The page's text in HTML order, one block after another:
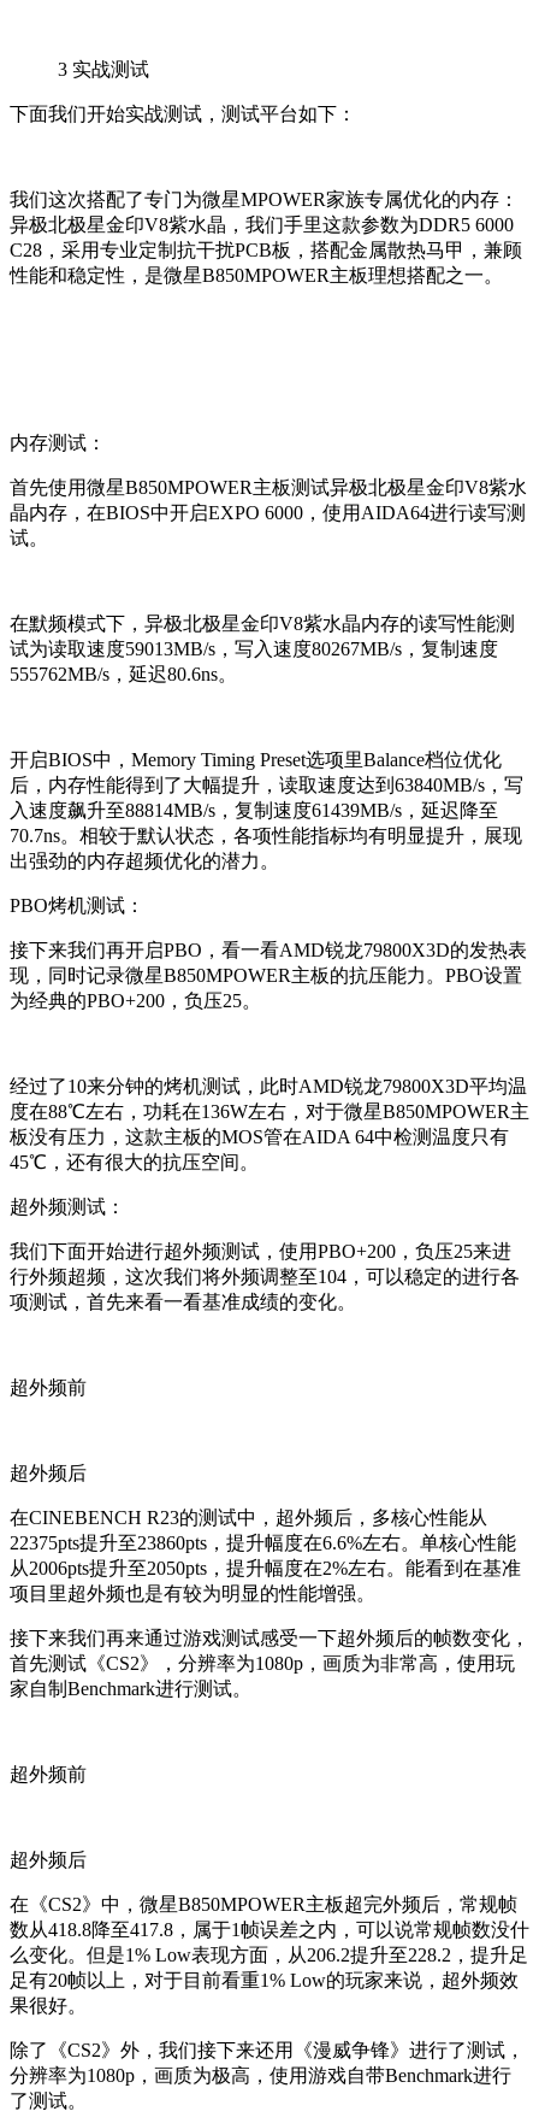
3 实战测试
下面我们开始实战测试，测试平台如下：
我们这次搭配了专门为微星MPOWER家族专属优化的内存：
异极北极星金印V8紫水晶，我们手里这款参数为DDR5 6000
C28，采用专业定制抗干扰PCB板，搭配金属散热马甲，兼顾
性能和稳定性，是微星B850MPOWER主板理想搭配之一。
内存测试：
首先使用微星B850MPOWER主板测试异极北极星金印V8紫水
晶内存，在BIOS中开启EXPO 6000，使用AIDA64进行读写测
试。
在默频模式下，异极北极星金印V8紫水晶内存的读写性能测
试为读取速度59013MB/s，写入速度80267MB/s，复制速度
555762MB/s，延迟80.6ns。
开启BIOS中，Memory Timing Preset选项里Balance档位优化
后，内存性能得到了大幅提升，读取速度达到63840MB/s，写
入速度飙升至88814MB/s，复制速度61439MB/s，延迟降至
70.7ns。相较于默认状态，各项性能指标均有明显提升，展现
出强劲的内存超频优化的潜力。
PBO烤机测试：
接下来我们再开启PBO，看一看AMD锐龙79800X3D的发热表
现，同时记录微星B850MPOWER主板的抗压能力。PBO设置
为经典的PBO+200，负压25。
经过了10来分钟的烤机测试，此时AMD锐龙79800X3D平均温
度在88℃左右，功耗在136W左右，对于微星B850MPOWER主
板没有压力，这款主板的MOS管在AIDA 64中检测温度只有
45℃，还有很大的抗压空间。
超外频测试：
我们下面开始进行超外频测试，使用PBO+200，负压25来进
行外频超频，这次我们将外频调整至104，可以稳定的进行各
项测试，首先来看一看基准成绩的变化。
超外频前
超外频后
在CINEBENCH R23的测试中，超外频后，多核心性能从
22375pts提升至23860pts，提升幅度在6.6%左右。单核心性能
从2006pts提升至2050pts，提升幅度在2%左右。能看到在基准
项目里超外频也是有较为明显的性能增强。
接下来我们再来通过游戏测试感受一下超外频后的帧数变化，
首先测试《CS2》，分辨率为1080p，画质为非常高，使用玩
家自制Benchmark进行测试。
超外频前
超外频后
在《CS2》中，微星B850MPOWER主板超完外频后，常规帧
数从418.8降至417.8，属于1帧误差之内，可以说常规帧数没什
么变化。但是1% Low表现方面，从206.2提升至228.2，提升足
足有20帧以上，对于目前看重1% Low的玩家来说，超外频效
果很好。
除了《CS2》外，我们接下来还用《漫威争锋》进行了测试，
分辨率为1080p，画质为极高，使用游戏自带Benchmark进行
了测试。